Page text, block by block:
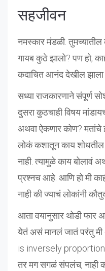
सहजीवन
नमस्कार मंडळी.
गायब कुठे झालो? पण हो,
कदाचित आनंद देखील
सध्या राजकारणाने संपूर्ण
दुसरा कुठचाही विषय
अथवा ऐकणार कोण?
लोकं कशातून काय
नाही. त्यामुळे काय बोलावं
प्रश्नच आहे. आणि हो मी
नाही की ज्याचं लोकांनी
आता वयानुसार थोडी
येतं असं मानलं जातं परंतु
is inversely
तर मग सगळं संपलंच, नाही